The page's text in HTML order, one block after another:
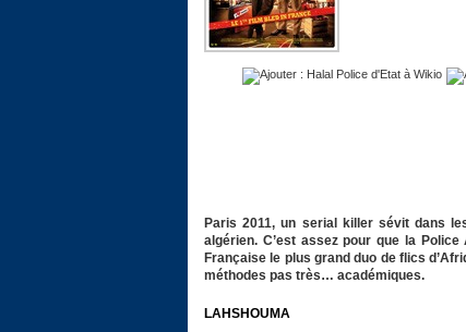
Paris 2011, un serial killer sévit dans
algérien. C’est assez pour que la
Française le plus grand duo de flics
méthodes pas très… académiques.
LAHSHOUMA